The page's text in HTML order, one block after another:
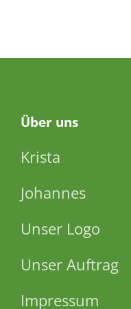
Über uns
Krista
Johannes
Unser Logo
Unser Auftrag
Impressum